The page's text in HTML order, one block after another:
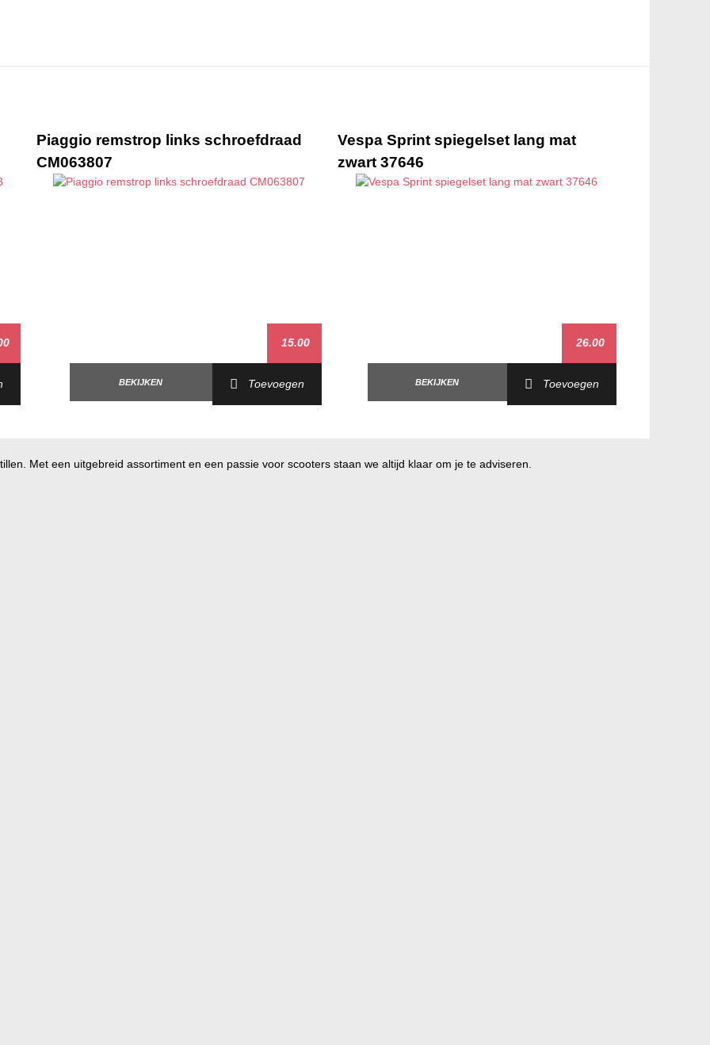
Piaggio remstrop links schroefdraad
CM063807
15.00
BEKIJKEN Toevoegen
Vespa Sprint spiegelset lang mat
zwart 37646
26.00
BEKIJKEN Toevoegen
Met een uitgebreid assortiment en een passie voor scooters staan we altijd klaar om je te adviseren.